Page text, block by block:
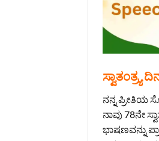
ನನ್ನ ಪ್ರೀತಿಯ
ನಾವು 78ನೇ
ಭಾಷಣವನ್ನು